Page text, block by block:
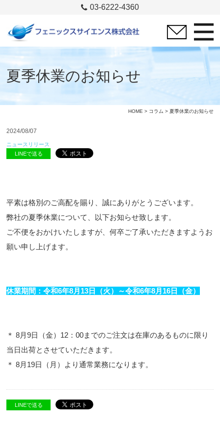
03-6222-4360
夏季休業のお知らせ
HOME > コラム > 夏季休業のお知らせ
2024/08/07
ニュースリリース
LINEで送る
平素は格別のご高配を賜り、誠にありがとうございます。
弊社の夏季休業について、以下お知らせ致します。
ご不便をおかけいたしますが、何卒ご了承いただきますようお
願い申し上げます。
休業期間：令和6年8月13日（火）～令和6年8月16日（金）
＊ 8月9日（金）12：00までのご注文は在庫のあるものに限り
当日出荷とさせていただきます。
＊ 8月19日（月）より通常業務になります。
LINEで送る